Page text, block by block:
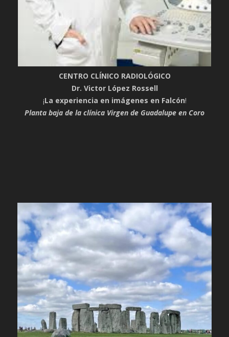
CENTRO CLÍNICO RADIOLÓGICO
Dr. Victor López Rossell
¡La experiencia en imágenes en Falcón!
Planta baja de la clínica Virgen de Guadalupe en Coro